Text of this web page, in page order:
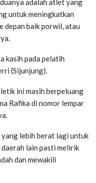
adalah atlet yang
untuk meningkatkan
depan baik porwil, atau
kasih pada pelatih
(Sijunjung).
ini masih berpeluang
Rafika di nomor lempar
yang lebih berat lagi untuk
lain pasti melirik
dan mewakili